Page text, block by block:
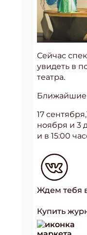
Сейчас
увидеть в
театра.
Ближайшие
17
ноября и 3
и в 15:00
Ждем тебя
Купить